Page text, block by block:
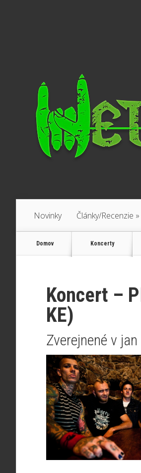
Novinky Články/Recenzie »
Domov Koncerty
Koncert –
KE)
Zverejnené v